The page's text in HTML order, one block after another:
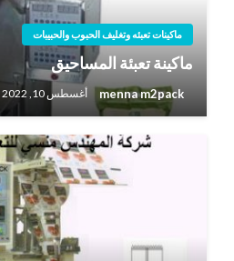
ماكينات تعبئه وتغليف الحبوب والحبيبات
ماكينة تعبئة المساحيق
menna m2pack أغسطس 10, 2022